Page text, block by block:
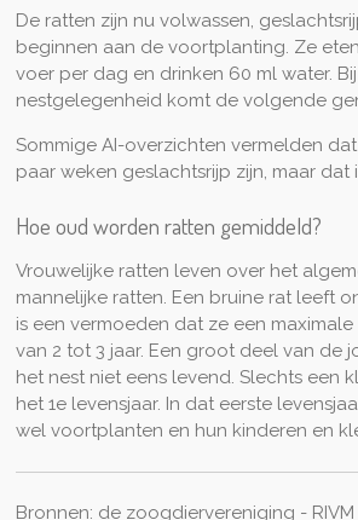
De ratten zijn nu volwassen,
beginnen aan de voortplanting. Ze
voer per dag en drinken 60 ml water.
nestgelegenheid komt de volgende
Sommige AI-overzichten vermelden
paar weken geslachtsrijp zijn, maar dat
Hoe oud worden ratten gemiddeld?
Vrouwelijke ratten leven over het
mannelijke ratten. Een bruine rat leeft
is een vermoeden dat ze een
van 2 tot 3 jaar. Een groot deel van de
het nest niet eens levend. Slechts een
het 1e levensjaar. In dat eerste
wel voortplanten en hun kinderen en
Bronnen: de zoogdiervereniging -